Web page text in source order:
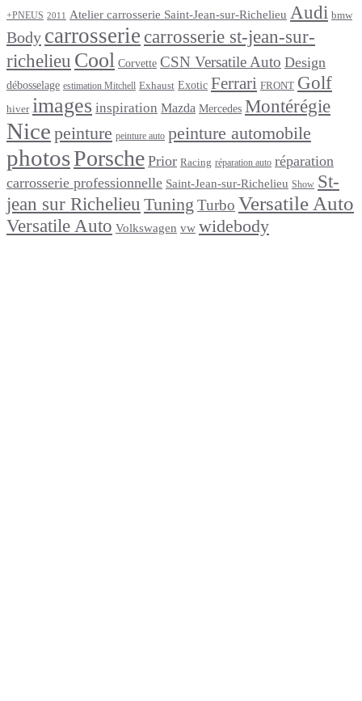
+PNEUS 2011 Atelier carrosserie Saint-Jean-sur-Richelieu Audi bmw
Body carrosserie carrosserie st-jean-sur-
richelieu Cool Corvette CSN Versatile Auto Design
débosselage estimation Mitchell Exhaust Exotic Ferrari FRONT Golf
hiver images inspiration Mazda Mercedes Montérégie
Nice peinture peinture auto peinture automobile
photosPorsche Prior Racing réparation auto réparation
carrosserie professionnelle Saint-Jean-sur-Richelieu Show St-
jean sur Richelieu Tuning Turbo Versatile Auto
Versatile Auto Volkswagen vw widebody